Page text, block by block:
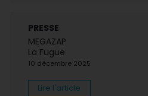
PRESSE
MEGAZAP
La Fugue
10 décembre 2025
Lire l'article